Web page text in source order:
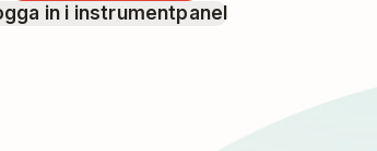
in i instrumentpanel